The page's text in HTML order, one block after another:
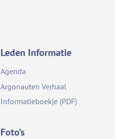
Leden Informatie
Agenda
Argonauten Verhaal
Informatieboekje (PDF)
Foto’s